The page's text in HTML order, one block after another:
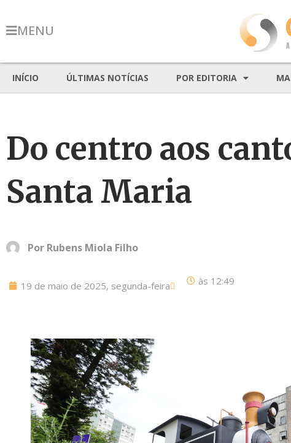
MENU
INÍCIO ÚLTIMAS NOTÍCIAS POR EDITORIA
Do centro aos
Santa Maria
Por Rubens Miola Filho
19 de maio de 2025, segunda-feira às 12:49